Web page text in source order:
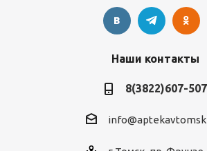
Наши контакты
8(3822)607-507